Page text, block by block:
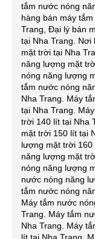
tắm nước nóng
hàng bán máy
Trang, Đại lý bán
tại Nha Trang.
mặt trời tại Nha
năng lượng mặt
nóng năng lượng
tắm nước nóng
Nha Trang. Máy
tại Nha Trang.
trời 140 lít tại Nha
mặt trời 150 lít tại
lượng mặt trời 160
năng lượng mặt
nóng năng lượng
nước nóng năng
tắm nước nóng
Máy tắm nước
Trang. Máy tắm
Nha Trang. Máy
lít tại Nha Trang.